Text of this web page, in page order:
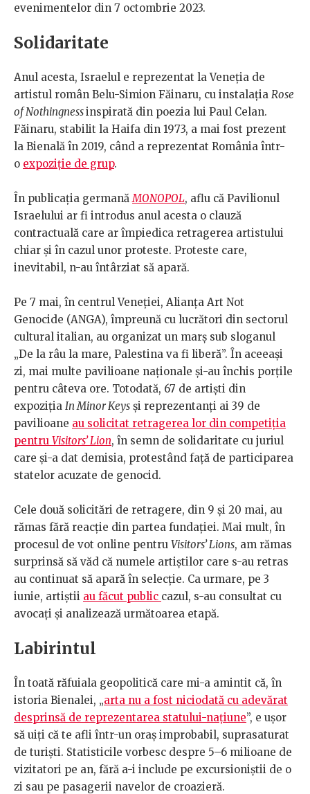
evenimentelor din 7 octombrie 2023.
Solidaritate
Anul acesta, Israelul e reprezentat la Veneția de
artistul român Belu-Simion Făinaru, cu instalația Rose
of Nothingnessinspirată din poezia lui Paul Celan.
Făinaru, stabilit la Haifa din 1973, a mai fost prezent
la Bienală în 2019, când a reprezentat România într-
o expoziție de grup.
În publicația germanăMONOPOL, aflu că Pavilionul
Israelului ar fi introdus anul acesta o clauză
contractuală care ar împiedica retragerea artistului
chiar și în cazul unor proteste. Proteste care,
inevitabil, n-au întârziat să apară.
Pe 7 mai, în centrul Veneției, Alianța Art Not
Genocide (ANGA), împreună cu lucrători din sectorul
cultural italian, au organizat un marș sub sloganul
„De la râu la mare, Palestina va fi liberă”. În aceeași
zi, mai multe pavilioane naționale și-au închis porțile
pentru câteva ore. Totodată, 67 de artiști din
expoziția In Minor Keys și reprezentanți ai 39 de
pavilioane au solicitat retragerea lor din competiția
pentru Visitors’ Lion, în semn de solidaritate cu juriul
care și-a dat demisia, protestând față de participarea
statelor acuzate de genocid.
Cele două solicitări de retragere, din 9 și 20 mai, au
rămas fără reacție din partea fundației. Mai mult, în
procesul de vot online pentru Visitors’ Lions, am rămas
surprinsă să văd că numele artiștilor care s-au retras
au continuat să apară în selecție. Ca urmare, pe 3
iunie, artiștii au făcut public cazul, s-au consultat cu
avocați și analizează următoarea etapă.
Labirintul
În toată răfuiala geopolitică care mi-a amintit că, în
istoria Bienalei, „arta nu a fost niciodată cu adevărat
desprinsă de reprezentarea statului-națiune”, e ușor
să uiți că te afli într-un oraș improbabil, suprasaturat
de turiști. Statisticile vorbesc despre 5–6 milioane de
vizitatori pe an, fără a-i include pe excursioniștii de o
zi sau pe pasagerii navelor de croazieră.